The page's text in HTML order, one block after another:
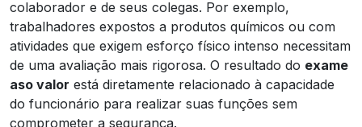
colaborador e de seus colegas. Por exemplo,
trabalhadores expostos a produtos químicos ou com
atividades que exigem esforço físico intenso necessitam
de uma avaliação mais rigorosa. O resultado do exame
aso valor está diretamente relacionado à capacidade
do funcionário para realizar suas funções sem
comprometer a segurança.